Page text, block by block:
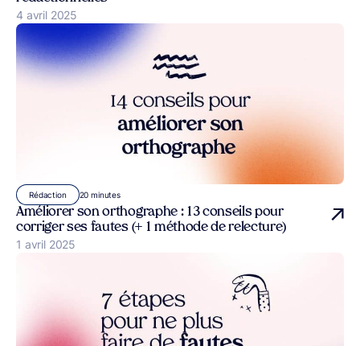
Publié le
4 avril 2025
Rédaction 20 minutes
Améliorer son orthographe : 13 conseils pour
corriger ses fautes (+ 1 méthode de relecture)
Publié le
1 avril 2025